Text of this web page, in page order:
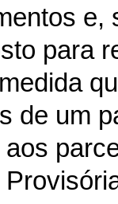
para
de um